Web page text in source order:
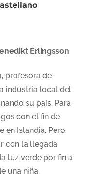
Erlingsson
profesora de
industria local del
su país. Para
con el fin de
en Islandia. Pero
con la llegada
luz verde por fin a
una niña.